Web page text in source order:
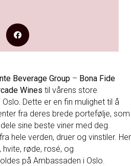
Beverage Group – Bona Fide
Wines til vårens store
Oslo. Dette er en fin mulighet til å
fra deres brede portefølje, som
sine beste viner med deg.
hele verden, druer og vinstiler. Her
røde, rosé, og
på Ambassaden i Oslo.